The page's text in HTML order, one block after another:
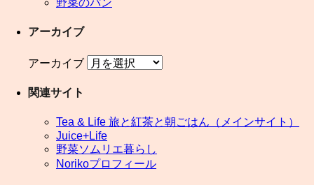
野菜のパン
アーカイブ
アーカイブ
関連サイト
Tea & Life 旅と紅茶と朝ごはん（メインサイト）
Juice+Life
野菜ソムリエ暮らし
Norikoプロフィール